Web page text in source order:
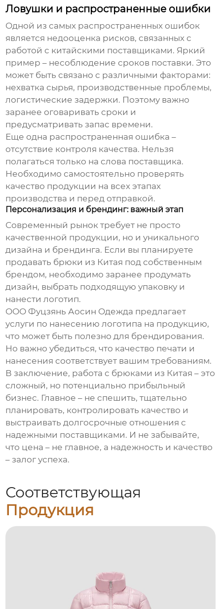
Ловушки и распространенные ошибки
Одной из самых распространенных ошибок
является недооценка рисков, связанных с
работой с китайскими поставщиками. Яркий
пример – несоблюдение сроков поставки. Это
может быть связано с различными факторами:
нехватка сырья, производственные проблемы,
логистические задержки. Поэтому важно
заранее оговаривать сроки и
предусматривать запас времени.
Еще одна распространенная ошибка –
отсутствие контроля качества. Нельзя
полагаться только на слова поставщика.
Необходимо самостоятельно проверять
качество продукции на всех этапах
производства и перед отправкой.
Персонализация и брендинг: важный этап
Современный рынок требует не просто
качественной продукции, но и уникального
дизайна и брендинга. Если вы планируете
продавать брюки из Китая под собственным
брендом, необходимо заранее продумать
дизайн, выбрать подходящую упаковку и
нанести логотип.
ООО Фуцзянь Аосин Одежда предлагает
услуги по нанесению логотипа на продукцию,
что может быть полезно для брендирования.
Но важно убедиться, что качество печати и
нанесения соответствует вашим требованиям.
В заключение, работа с брюками из Китая – это
сложный, но потенциально прибыльный
бизнес. Главное – не спешить, тщательно
планировать, контролировать качество и
выстраивать долгосрочные отношения с
надежными поставщиками. И не забывайте,
что цена – не главное, а надежность и качество
– залог успеха.
Соответствующая
Продукция